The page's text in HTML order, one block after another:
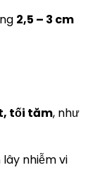
2,5 – 3 cm
tối tăm, như
nhiễm vi